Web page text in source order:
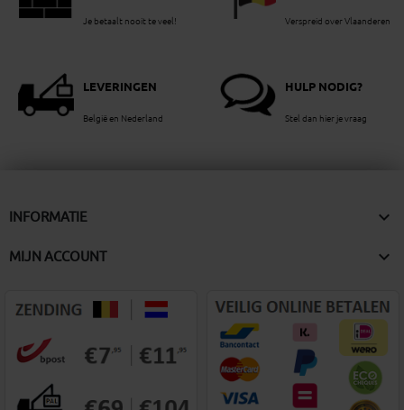
Je betaalt nooit te veel! Verspreid over Vlaanderen
LEVERINGEN
België en Nederland
HULP NODIG?
Stel dan hier je vraag
INFORMATIE 
MIJN ACCOUNT 